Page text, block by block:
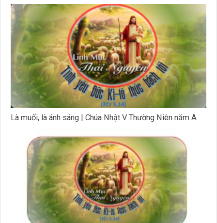
Là muối, là ánh sáng | Chúa Nhật V Thường Niên năm A